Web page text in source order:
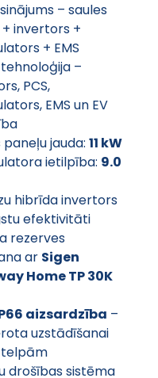
– saules
invertors +
+ EMS
–
PCS,
EMS un EV
paneļu jauda: 11 kW
ietilpība: 9.0
hibrīda invertors
efektivitāti
rezerves
ar Sigen
Home TP 30K
aizsardzība –
uzstādīšanai
drošības sistēma